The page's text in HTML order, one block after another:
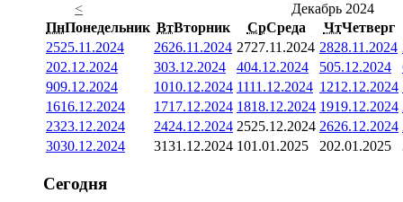
<
Декабрь 2024
ПнПонедельник ВтВторник СрСреда ЧтЧетверг
2525.11.2024 2626.11.2024 2727.11.2024 2828.11.2024
202.12.2024 303.12.2024 404.12.2024 505.12.2024
909.12.2024 1010.12.2024 1111.12.2024 1212.12.2024
1616.12.2024 1717.12.2024 1818.12.2024 1919.12.2024
2323.12.2024 2424.12.2024 2525.12.2024 2626.12.2024
3030.12.2024 3131.12.2024 101.01.2025 202.01.2025
Сегодня